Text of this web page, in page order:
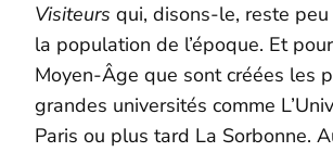
Visiteurs qui, disons-le, reste
la population de l’époque. Et
Moyen-Âge que sont créées les
grandes universités comme
Paris ou plus tard La Sorbonne.